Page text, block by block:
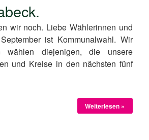
wir noch. Liebe Wählerinnen und
ist Kommunalwahl. Wir
wählen diejenigen, die unsere
und Kreise in den nächsten fünf
Weiterlesen »